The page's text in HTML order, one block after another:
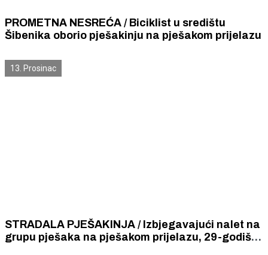
PROMETNA NESREĆA / Biciklist u središtu
Šibenika oborio pješakinju na pješakom prijelazu
13. Prosinac
STRADALA PJEŠAKINJA / Izbjegavajući nalet na
grupu pješaka na pješakom prijelazu, 29-godišnji